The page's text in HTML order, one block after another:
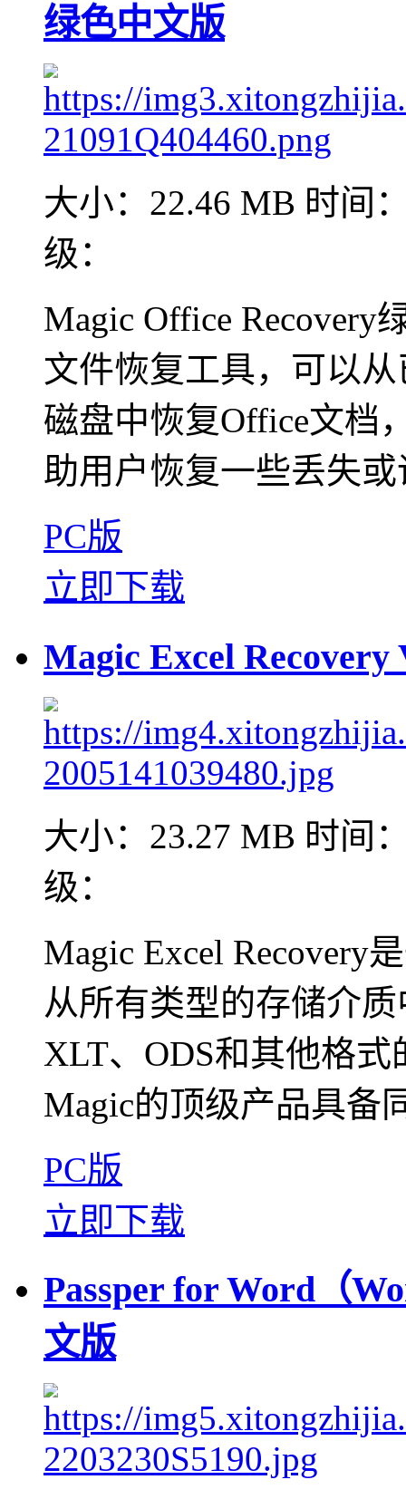
绿色中文版
大小：22.46 MB 时间
级：
Magic Office Recovery
文件恢复工具，可以
磁盘中恢复Office文档
助用户恢复一些丢失
PC版
立即下载
Magic Excel
大小：23.27 MB 时间
级：
Magic Excel Recovery
从所有类型的存储介
XLT、ODS和其他格
Magic的顶级产品具备
PC版
立即下载
Passper for Word（
文版